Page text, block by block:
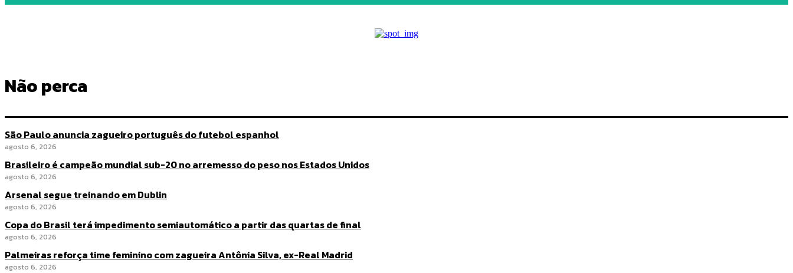
Não perca
São Paulo anuncia zagueiro português do futebol espanhol
agosto 6, 2026
Brasileiro é campeão mundial sub-20 no arremesso do peso nos Estados Unidos
agosto 6, 2026
Arsenal segue treinando em Dublin
agosto 6, 2026
Copa do Brasil terá impedimento semiautomático a partir das quartas de final
agosto 6, 2026
Palmeiras reforça time feminino com zagueira Antônia Silva, ex-Real Madrid
agosto 6, 2026